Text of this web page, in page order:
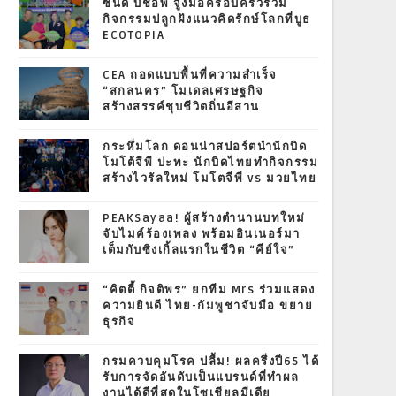
ซินดี้ บิชอพ จูงมือครอบครัวร่วม
กิจกรรมปลูกฝังแนวคิดรักษ์โลกที่บูธ
ECOTOPIA
CEA ถอดแบบพื้นที่ความสำเร็จ
“สกลนคร” โมเดลเศรษฐกิจ
สร้างสรรค์ชุบชีวิตถิ่นอีสาน
กระหึ่มโลก ดอนน่าสปอร์ตนำนักบิด
โมโต้จีพี ปะทะ นักบิดไทยทำกิจกรรม
สร้างไวรัลใหม่ โมโตจีพี vs มวยไทย
PEAKSayaa! ผู้สร้างตำนานบทใหม่
จับไมค์ร้องเพลง พร้อมอินเนอร์มา
เต็มกับซิงเกิ้ลแรกในชีวิต “คีย์ใจ”
“คิตตี้ กิจติพร” ยกทีม Mrs ร่วมแสดง
ความยินดี ไทย-กัมพูชาจับมือ ขยาย
ธุรกิจ
กรมควบคุมโรค ปลื้ม! ผลครึ่งปี65 ได้
รับการจัดอันดับเป็นแบรนด์ที่ทำผล